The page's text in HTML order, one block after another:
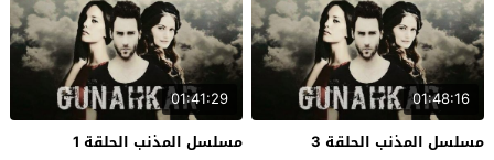
01:48:16
مسلسل المذنب الحلقة 3
01:41:29
مسلسل المذنب الحلقة 1